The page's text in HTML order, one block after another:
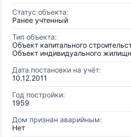
Статус объекта:
Ранее учтенный
Тип объекта:
Объект капитального
Объект индивидуального
Дата постановки на учёт:
10.12.2011
Год постройки:
1959
Дом признан аварийным:
Нет